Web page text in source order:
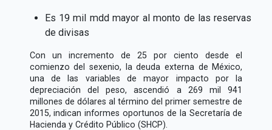
Es 19 mil mdd mayor al monto de las reservas
de divisas
Con un incremento de 25 por ciento desde el
comienzo del sexenio, la deuda externa de México,
una de las variables de mayor impacto por la
depreciación del peso, ascendió a 269 mil 941
millones de dólares al término del primer semestre de
2015, indican informes oportunos de la Secretaría de
Hacienda y Crédito Público (SHCP).